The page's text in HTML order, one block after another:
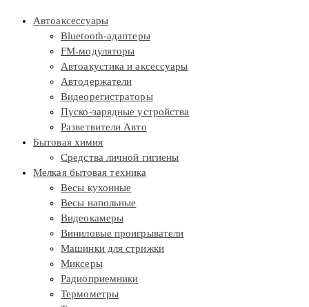
Автоаксессуары
Bluetooth-адаптеры
FM-модуляторы
Автоакустика и аксессуары
Автодержатели
Видеорегистраторы
Пуско-зарядные устройства
Разветвители Авто
Бытовая химия
Средства личной гигиены
Мелкая бытовая техника
Весы кухонные
Весы напольные
Видеокамеры
Виниловые проигрыватели
Машинки для стрижки
Миксеры
Радиоприемники
Термометры